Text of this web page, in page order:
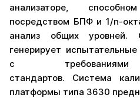
анализаторе,
посредством БПФ и 1/n-
анализ общих уровней.
генерирует
с требованиями
стандартов. Система
платформы типа 3630